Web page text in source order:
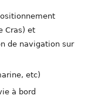
Cras) et
de navigation sur
etc)
à bord